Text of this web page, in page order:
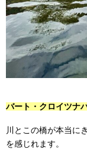
バート・クロイツナ
川とこの橋が本当に
を感じれます。